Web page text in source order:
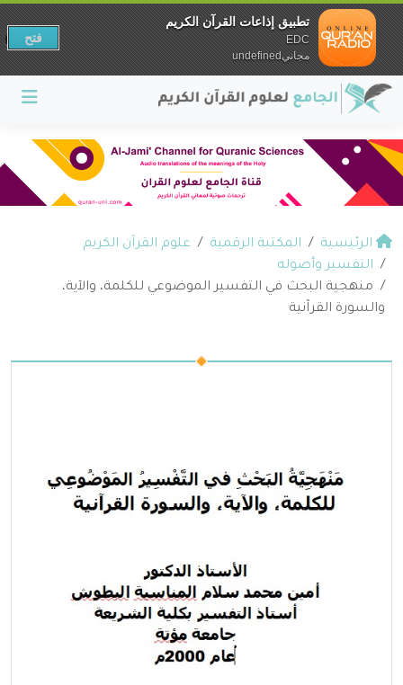
الرئيسية المكتبة الرقمية
علوم القرآن الكريم
التفسير وأصوله
منهجية البحث في التفسير الموضوعي للكلمة، والآية،
والسورة القرآنية
تطبيق إذاعات القرآن الكريم
EDC
مجانيundefined
فتح